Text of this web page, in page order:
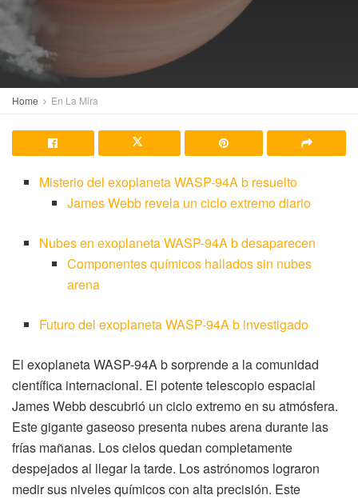
Home En La Mira
Misterio del exoplaneta WASP-94A b resuelto
James Webb revela un ciclo extremo diario
Nubes en exoplaneta WASP-94A b desaparecen
Componentes químicos hallados sin nubes
arena
Futuro del exoplaneta WASP-94A b investigado
El exoplaneta WASP-94A b sorprende a la comunidad
científica internacional. El potente telescopio espacial
James Webb descubrió un ciclo extremo en su atmósfera.
Este gigante gaseoso presenta nubes arena durante las
frías mañanas. Los cielos quedan completamente
despejados al llegar la tarde. Los astrónomos lograron
medir sus niveles químicos con alta precisión. Este